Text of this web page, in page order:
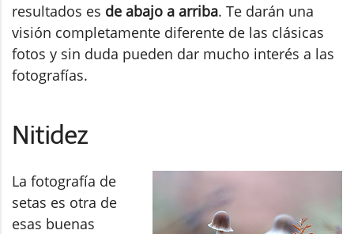
resultados es de abajo a arriba. Te darán una
visión completamente diferente de las clásicas
fotos y sin duda pueden dar mucho interés a las
fotografías.
Nitidez
La fotografía de
setas es otra de
esas buenas